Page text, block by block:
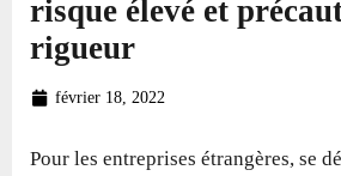
risque élevé et
rigueur
février 18, 2022
Pour les entreprises étrangères, se